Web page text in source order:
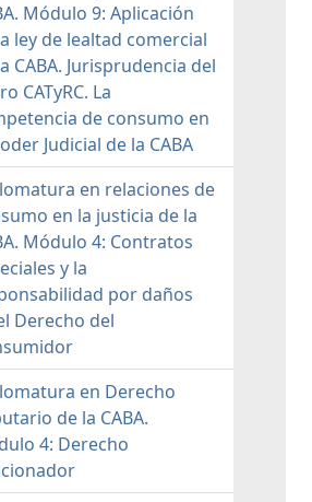
Módulo 9: Aplicación
ley de lealtad comercial
CABA. Jurisprudencia del
CATyRC. La
de consumo en
Judicial de la CABA
en relaciones de
en la justicia de la
Módulo 4: Contratos
y la
por daños
Derecho del
en Derecho
de la CABA.
4: Derecho